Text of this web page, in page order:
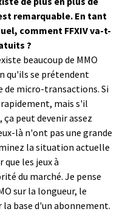
remarquable. En tant
comment FFXIV va-t-
?
beaucoup de MMO
qu'ils se prétendent
micro-transactions. Si
mais s'il
peut devenir assez
là n'ont pas une grande
la situation actuelle
que les jeux à
du marché. Je pense
sur la longueur, le
base d'un abonnement.